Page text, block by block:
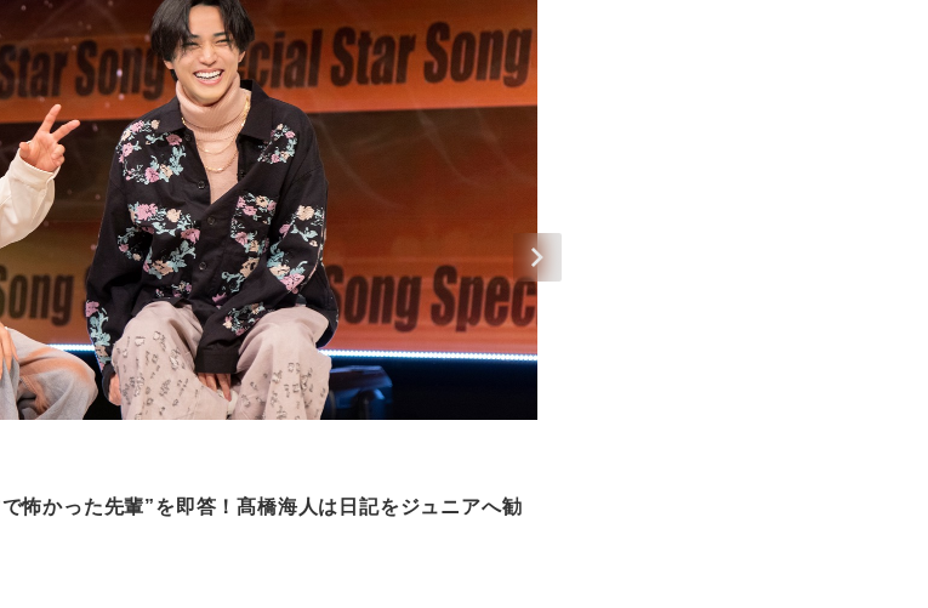
怖かった先輩”を即答！髙橋海人は日記をジュニアへ勧